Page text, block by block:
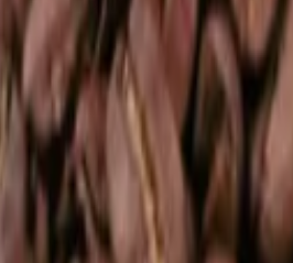
hořké čokoládě Ovoce v mléčné čokoládě
bez palmového oleje Čokolády bez cukru
Ostatní másla a pasty
Další kategorie
Další kategorie
na vaření a pečení
Další kategorie